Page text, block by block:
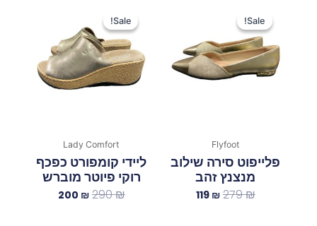
Sale!
Sale!
Flyfoot
פלייפוט סירה שילוב
מנצנץ זהב
279₪
279 ₪.
119 ₪
119 ₪.
Sale!
Sale!
Lady Comfort
ליידי קומפורט כפכף
רוקי פיוטר מוברש
290₪
היה:
290 ₪.
200 ₪
200 ₪.